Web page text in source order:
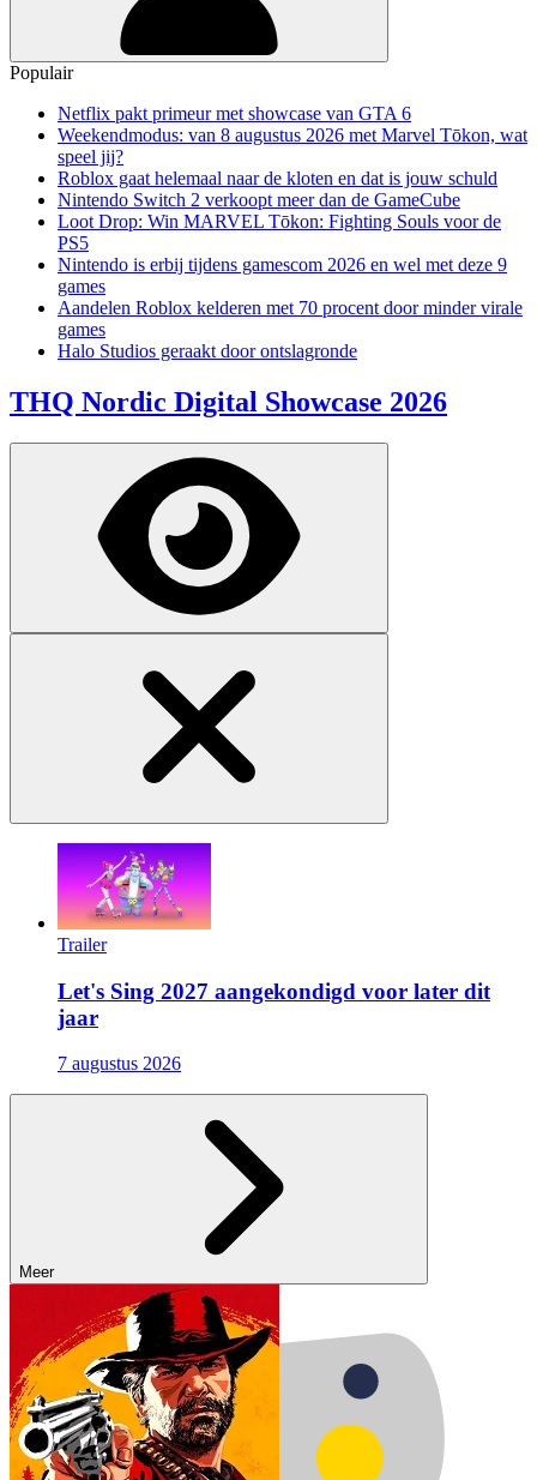
Populair
Netflix pakt primeur met showcase van GTA 6
Weekendmodus: van 8 augustus 2026 met Marvel Tōkon, wat
speel jij?
Roblox gaat helemaal naar de kloten en dat is jouw schuld
Nintendo Switch 2 verkoopt meer dan de GameCube
Loot Drop: Win MARVEL Tōkon: Fighting Souls voor de
PS5
Nintendo is erbij tijdens gamescom 2026 en wel met deze 9
games
Aandelen Roblox kelderen met 70 procent door minder virale
games
Halo Studios geraakt door ontslagronde
THQ Nordic Digital Showcase 2026
Trailer
Let's Sing 2027 aangekondigd voor later dit
jaar
7 augustus 2026
Meer